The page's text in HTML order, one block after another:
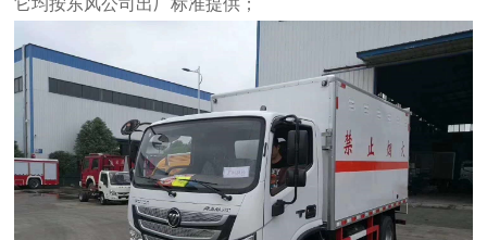
它均按东风公司出厂标准提供；